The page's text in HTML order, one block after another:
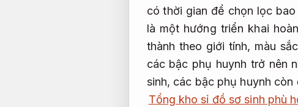
có thời gian để chọn lọc
là một hướng triển khai
thành theo giới tính, màu
các bậc phụ huynh trở nên
sinh, các bậc phụ huynh
Tổng kho sỉ đồ sơ sinh phù